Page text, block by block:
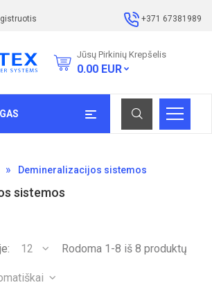
+371 67381989
Jūsų Pirkinių Krepšelis
0.00 EUR
Demineralizacijos sistemos
sistemos
12 Rodoma 1-8 iš 8 produktų